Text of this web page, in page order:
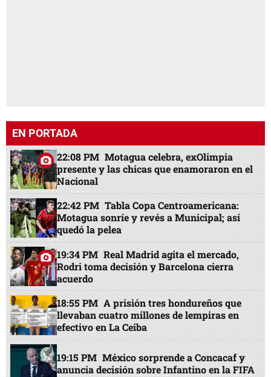
EN PORTADA
22:08 PM Motagua celebra, exOlimpia
presente y las chicas que enamoraron en el
Nacional
22:42 PM Tabla Copa Centroamericana:
Motagua sonríe y revés a Municipal; así
quedó la pelea
19:34 PM Real Madrid agita el mercado,
Rodri toma decisión y Barcelona cierra
acuerdo
18:55 PM A prisión tres hondureños que
llevaban cuatro millones de lempiras en
efectivo en La Ceiba
19:15 PM México sorprende a Concacaf y
anuncia decisión sobre Infantino en la FIFA